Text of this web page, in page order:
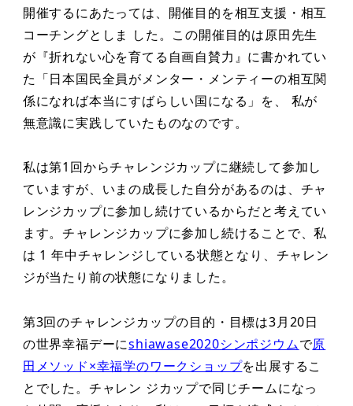
開催するにあたっては、開催目的を相互支援・相互
コーチングとしま した。この開催目的は原田先生
が『折れない心を育てる自画自賛力』に書かれてい
た「日本国⺠全員がメンター・メンティーの相互関
係になれば本当にすばらしい国になる」を、 私が
無意識に実践していたものなのです。
私は第1回からチャレンジカップに継続して参加し
ていますが、いまの成⻑した自分があるのは、チャ
レンジカップに参加し続けているからだと考えてい
ます。チャレンジカップに参加し続けることで、私
は 1 年中チャレンジしている状態となり、チャレン
ジが当たり前の状態になりました。
第3回のチャレンジカップの目的・目標は3月20日
の世界幸福デーにshiawase2020シンポジウムで原
田メソッド×幸福学のワークショップを出展するこ
とでした。チャレン ジカップで同じチームになっ